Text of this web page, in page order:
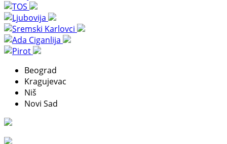
Beograd
Kragujevac
Niš
Novi Sad